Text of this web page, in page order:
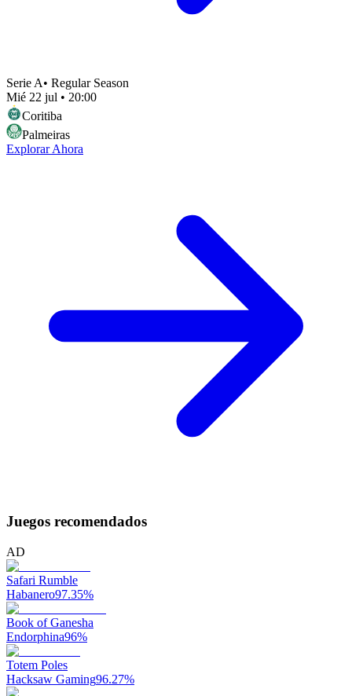
Serie A• Regular Season
Mié 22 jul • 20:00
Coritiba
Palmeiras
Explorar Ahora
Juegos recomendados
AD
Safari Rumble
Habanero97.35%
Book of Ganesha
Endorphina96%
Totem Poles
Hacksaw Gaming96.27%